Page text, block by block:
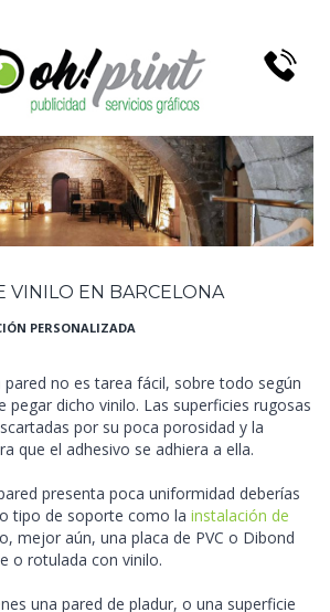
VINILO EN BARCELONA
PERSONALIZADA
pared no es tarea fácil, sobre todo según
pegar dicho vinilo. Las superficies rugosas
por su poca porosidad y la
que el adhesivo se adhiera a ella.
presenta poca uniformidad deberías
tipo de soporte como la instalación de
o, mejor aún, una placa de PVC o Dibond
o rotulada con vinilo.
una pared de pladur, o una superficie